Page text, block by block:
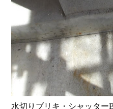
水切りブリキ・シャッター